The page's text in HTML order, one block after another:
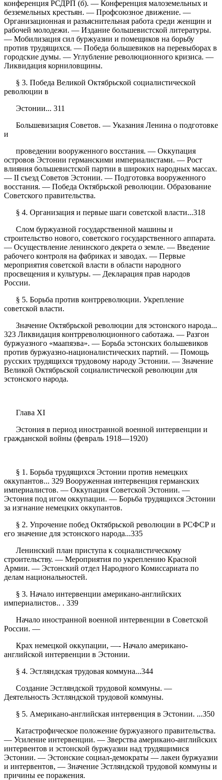
конференция РСДРП (б). — Конференция малоземельных и
безземельных крестьян. — Профсоюзное движение. —
Организационная и разъяснительная работа среди женщин и
рабочей молодежи. — Издание большевистской литературы.
— Мобилизация сил буржуазии и помещиков на борьбу
против трудящихся. — Победа большевиков на перевыборах в
городские думы. — Углубление революционного кризиса. —
Ликвидация корниловщины.
§ 3. Победа Великой Октябрьской социалистической
революции в
Эстонии... 311
Большевизация Советов. — Указания Ленина о подготовке
и
проведении вооруженного восстания. — Оккупация
островов Эстонии германскими империалистами. — Рост
влияния большевистской партии в широких народных массах.
— II съезд Советов Эстонии. — Подготовка вооруженного
восстания. — Победа Октябрьской революции. Образование
Советского правительства.
§ 4. Организация и первые шаги советской власти...318
Слом буржуазной государственной машины и
строительство нового, советского государственного аппарата.
— Осуществление ленинского декрета о земле. — Введение
рабочего контроля на фабриках и заводах. — Первые
мероприятия советской власти в области народного
просвещения и культуры. — Декларация прав народов
России.
§ 5. Борьба против контрреволюции. Укрепление
советской власти.
Значение Октябрьской революции для эстонского народа...
323 Ликвидация контрреволюционного саботажа. — Разгон
буржуазного «маапяэва». — Борьба эстонских большевиков
против буржуазно-националистических партий. — Помощь
русских трудящихся трудовому народу Эстонии. — Значение
Великой Октябрьской социалистической революции для
эстонского народа.
Глава XI
Эстония в период иностранной военной интервенции и
гражданской войны (февраль 1918—1920)
§ 1. Борьба трудящихся Эстонии против немецких
оккупантов... 329 Вооруженная интервенция германских
империалистов. — Оккупация Советской Эстонии. —
Эстония под игом оккупации. — Борьба трудящихся Эстонии
за изгнание немецких оккупантов.
§ 2. Упрочение побед Октябрьской революции в РСФСР и
его значение для эстонского народа...335
Ленинский план приступа к социалистическому
строительству. — Мероприятия по укреплению Красной
Армии. — Эстонский отдел Народного Комиссариата по
делам национальностей.
§ 3. Начало интервенции американо-английских
империалистов.. . 339
Начало иностранной военной интервенции в Советской
России. —
Крах немецкой оккупации, —- Начало американо-
английской интервенции в Эстонии.
§ 4. Эстляндская трудовая коммуна...344
Создание Эстляндской трудовой коммуны. —
Деятельность Эстляндской трудовой коммуны.
§ 5. Американо-английская интервенция в Эстонии. ...350
Катастрофическое положение буржуазного правительства.
— Усиление интервенции. — Зверства американо-английских
интервентов и эстонской буржуазии над трудящимися
Эстонии. — Эстонские социал-демократы — лакеи буржуазии
и интервентов, — Значение Эстляндской трудовой коммуны и
причины ее поражения.